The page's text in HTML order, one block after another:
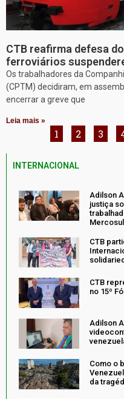
CTB reafirma defesa
ferroviários
Os trabalhadores da
(CPTM) decidiram, em
encerrar a greve que
Leia mais »
1 2 3
INTERNACIONAL
Adilson
justiça
CTB
CTB
no 15º
Adilson
Como o
da